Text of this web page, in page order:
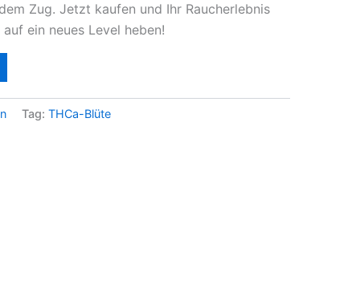
Zug. Jetzt kaufen und Ihr Raucherlebnis
ein neues Level heben!
Tag: THCa-Blüte